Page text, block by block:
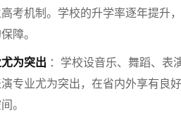
考机制。学校的升学率逐年提升
障。
为突出 ：学校设音乐、舞蹈、表
专业尤为突出，在省内外享有良
。